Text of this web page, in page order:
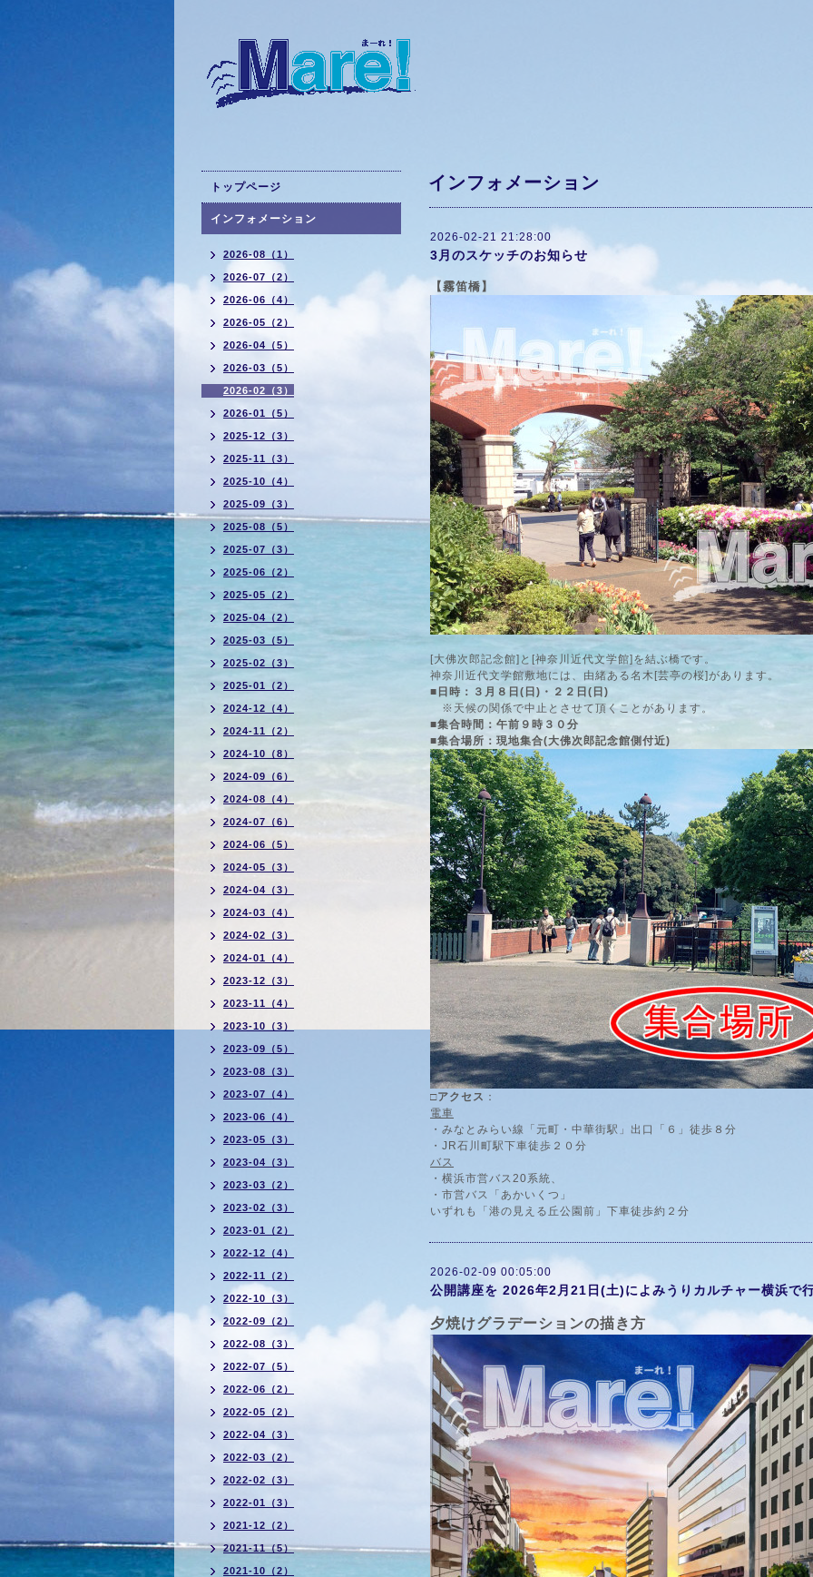
インフォメーション
2026-02-21 21:28:00
3月のスケッチのお知らせ
【霧笛橋】
[大佛次郎記念館]と[神奈川近代文学館]を結ぶ橋です。
神奈川近代文学館敷地には、由緒ある名木[芸亭の桜]があります。
■日時：３月８日(日)・２２日(日)
※天候の関係で中止とさせて頂くことがあります。
■集合時間：午前９時３０分
■集合場所：現地集合(大佛次郎記念館側付近)
□アクセス ：
電車
・みなとみらい線「元町・中華街駅」出口「６」徒歩８分
・JR石川町駅下車徒歩２０分
バス
・横浜市営バス20系統、
・市営バス「あかいくつ」
いずれも「港の見える丘公園前」下車徒歩約２分
2026-02-09 00:05:00
公開講座を 2026年2月21日(土)によみうりカルチャー横浜で
夕焼けグラデーションの描き方
トップページ
インフォメーション
2026-08（1）
2026-07（2）
2026-06（4）
2026-05（2）
2026-04（5）
2026-03（5）
2026-02（3）
2026-01（5）
2025-12（3）
2025-11（3）
2025-10（4）
2025-09（3）
2025-08（5）
2025-07（3）
2025-06（2）
2025-05（2）
2025-04（2）
2025-03（5）
2025-02（3）
2025-01（2）
2024-12（4）
2024-11（2）
2024-10（8）
2024-09（6）
2024-08（4）
2024-07（6）
2024-06（5）
2024-05（3）
2024-04（3）
2024-03（4）
2024-02（3）
2024-01（4）
2023-12（3）
2023-11（4）
2023-10（3）
2023-09（5）
2023-08（3）
2023-07（4）
2023-06（4）
2023-05（3）
2023-04（3）
2023-03（2）
2023-02（3）
2023-01（2）
2022-12（4）
2022-11（2）
2022-10（3）
2022-09（2）
2022-08（3）
2022-07（5）
2022-06（2）
2022-05（2）
2022-04（3）
2022-03（2）
2022-02（3）
2022-01（3）
2021-12（2）
2021-11（5）
2021-10（2）